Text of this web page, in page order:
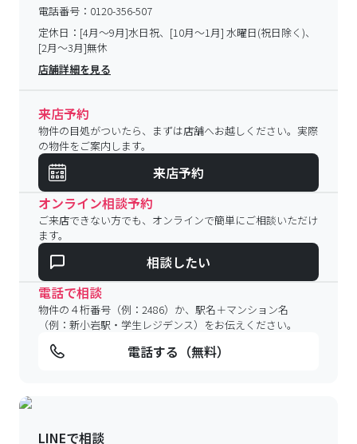
電話番号： 0120-356-507
定休日： [4月～9月]水日祝、[10月～1月] 水曜日(祝日除く)、
[2月～3月]無休
店舗詳細を見る
来店予約
物件の目処がついたら、まずは店舗へお越しください。実際
の物件をご案内します。
来店予約
オンライン相談予約
ご来店できない方でも、オンラインで簡単にご相談いただけ
ます。
相談したい
電話で相談
物件の４桁番号（例：2486）か、駅名＋マンション名
（例：新小岩駅・学生レジデンス）をお伝えください。
電話する（無料）
LINEで相談